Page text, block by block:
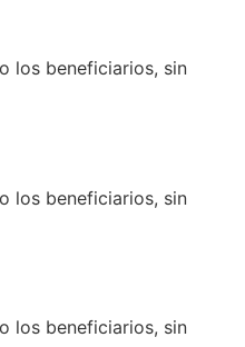
los beneficiarios, sin
los beneficiarios, sin
los beneficiarios, sin